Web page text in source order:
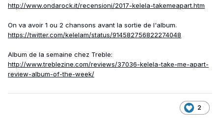
http://www.ondarock.it/recensioni/2017-kelela-takemeapart.htm
On va avoir 1 ou 2 chansons avant la sortie de l'album.
https://twitter.com/kelelam/status/914582756822274048
Album de la semaine chez Treble:
http://www.treblezine.com/reviews/37036-kelela-take-me-apart-
review-album-of-the-week/
2